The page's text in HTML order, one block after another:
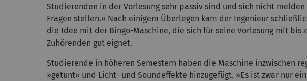
Studierenden in der Vorlesung sehr passiv sind und sich nicht
Fragen stellen.« Nach einigem Überlegen kam der Ingenieur
die Idee mit der Bingo-Maschine, die sich für seine Vorlesung mit bis
Zuhörenden gut eignet.
Studierende in höheren Semestern haben die Maschine inzwischen
»getunt« und Licht- und Soundeffekte hinzugefügt. »Es ist zwar nur